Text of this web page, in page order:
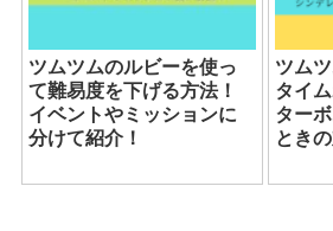
ツムツムのルビーを使っ
て難易度を下げる方法！
イベントやミッションに
分けて紹介！
ツム
タイ
ター
とき